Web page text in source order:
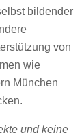
bildender
von
wie
München
und keine